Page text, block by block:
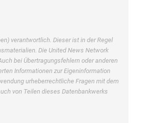
verantwortlich. Dieser ist in der Regel
Die United News Network
bei Übertragungsfehlern oder anderen
Informationen zur Eigeninformation
urheberrechtliche Fragen mit dem
von Teilen dieses Datenbankwerks